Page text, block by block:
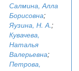
Салмина, Алла
Борисовна;
Яузина, Н. А.;
Кувачева,
Наталья
Валерьевна;
Петрова,